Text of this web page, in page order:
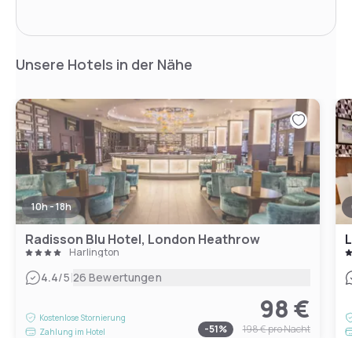
Unsere Hotels in der Nähe
10h - 18h
Radisson Blu Hotel, London Heathrow
Harlington
4.4/5|26 Bewertungen
Kostenlose Stornierung
Zahlung im Hotel
98 €
-51% 198 €pro Nacht